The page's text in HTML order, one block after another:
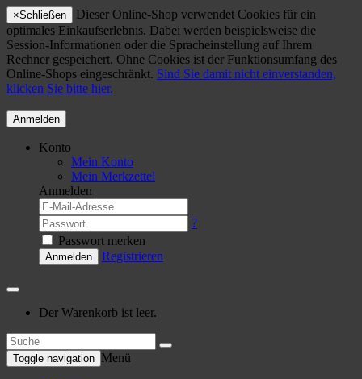
×Schließen
Dieser Online-Shop verwendet Cookies für ein
optimales Einkaufserlebnis. Dabei werden beispielsweise die
Session-Informationen oder die Spracheinstellung auf Ihrem
Rechner gespeichert. Ohne Cookies ist der Funktionsumfang des
Online-Shops eingeschränkt. Sind Sie damit nicht einverstanden,
klicken Sie bitte hier.
Anmelden
Konto
Mein Konto
Mein Merkzettel
Anmelden
?
Passwort merken
Anmelden Registrieren
Der Warenkorb ist leer.
Toggle navigation Menü